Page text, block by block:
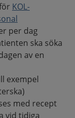
KOL-
per dag
ska söka
av en
exempel
med recept
vid tidiga